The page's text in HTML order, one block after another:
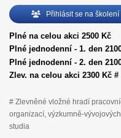
Přihlásit se na školení
Plné na celou akci 2500 Kč
Plné jednodenní - 1. den
Plné jednodenní - 2. den
Zlev. na celou akci 2300 Kč #
# Zlevněné vložné hradí
organizací, výzkumně-
studia